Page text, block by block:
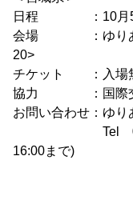
日程 ：10月5日
会場 ：ゆりあげ
20>
チケット ：入場
協力 ：国際交流
お問い合わせ：ゆり
Tel 022-395-
16:00まで)